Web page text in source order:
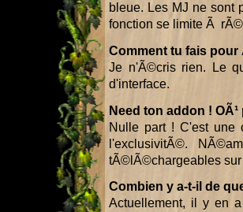
bleue. Les MJ ne sont
fonction se limite Ã
Comment tu fais
Je n'Ã©cris rien. Le
d'interface.
Need ton addon !
Nulle part ! C'est une
l'exclusivitÃ©.
tÃ©lÃ©chargeables sur
Combien y a-t-il de
Actuellement, il y en